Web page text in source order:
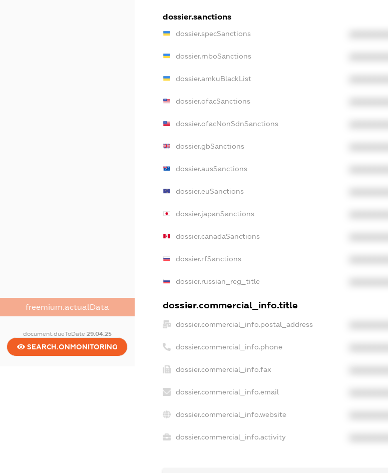
freemium.actualData
document.dueToDate 29.04.25
SEARCH.ONMONITORING
dossier.sanctions
dossier.specSanctions
dossier.rnboSanctions
dossier.amkuBlackList
dossier.ofacSanctions
dossier.ofacNonSdnSanctions
dossier.gbSanctions
dossier.ausSanctions
dossier.euSanctions
dossier.japanSanctions
dossier.canadaSanctions
dossier.rfSanctions
dossier.russian_reg_title
dossier.commercial_info.title
dossier.commercial_info.postal_address
dossier.commercial_info.phone
dossier.commercial_info.fax
dossier.commercial_info.email
dossier.commercial_info.website
dossier.commercial_info.activity